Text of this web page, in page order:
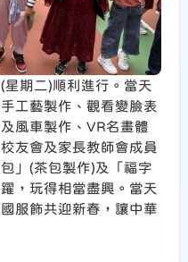
期二)順利進行。當天
工藝製作、觀看變臉表
風車製作、VR名畫體
友會及家長教師會成員
」(茶包製作)及「福字
，玩得相當盡興。當天
服飾共迎新春，讓中華